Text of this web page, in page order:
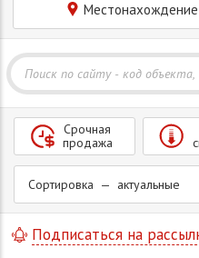
Сортировка — актуальные
Срочная
продажа
Подписаться на